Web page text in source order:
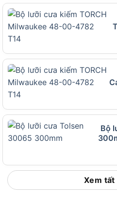
tính năng kỹ thuật nổi bật
Đặc điểm và tính
lưỡi cưa Sata
Bộ
Xem tất